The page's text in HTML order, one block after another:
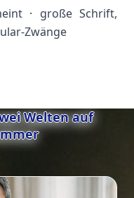
· große Schrift,
Zwänge
Welten auf